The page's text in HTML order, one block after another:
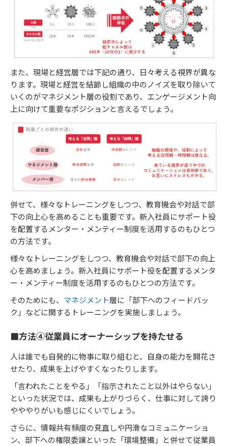
また、現場と経営層では下記の通り、日々考える視界が異な
ります。現場と経営を結節し組織の中のノイズを取り除いて
いくのがマネジメント層の役割であり、エンゲージメント向
上に向けて重要なポジションと言えるでしょう。
併せて、様々なトレーニングをしつつ、教育機会や対話で部
下の向上心を高めることも重要です。新入社員にサポート役
を配置するメンター・メンティー制度を活用するのもひとつ
の方法です。
様々なトレーニングをしつつ、教育機会や対話で部下の向上
心を高めましょう。新入社員にサポート役を配置するメンタ
ー・メンティー制度を活用するのもひとつの方法です。
そのためにも、 マネジメント層に「部下へのフィードバッ
ク」などに関するトレーニングを実施しましょう。
■方法④従業員にオーナーシップを持たせる
人は誰でも自発的に物事に取り組むと、自身の能力を開花さ
せたり、成果を上げやすくなったりします。
「言われたことをやる」「指示されたこと以外はやらない」
といった状況では、成果も上がりづらく、仕事に対して誇り
やややりがいも感じにくいでしょう。
さらに、情報共有頻度の見直しや円滑なコミュニケーショ
ン、部下への権限委譲といった「環境整備」と併せて従業員